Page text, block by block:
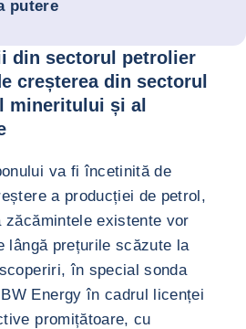
putere
din sectorul petrolier
creșterea din sectorul
mineritului și al
va fi încetinită de
a producției de petrol,
existente vor
lângă prețurile scăzute la
în special sonda
Energy în cadrul licenței
promițătoare, cu